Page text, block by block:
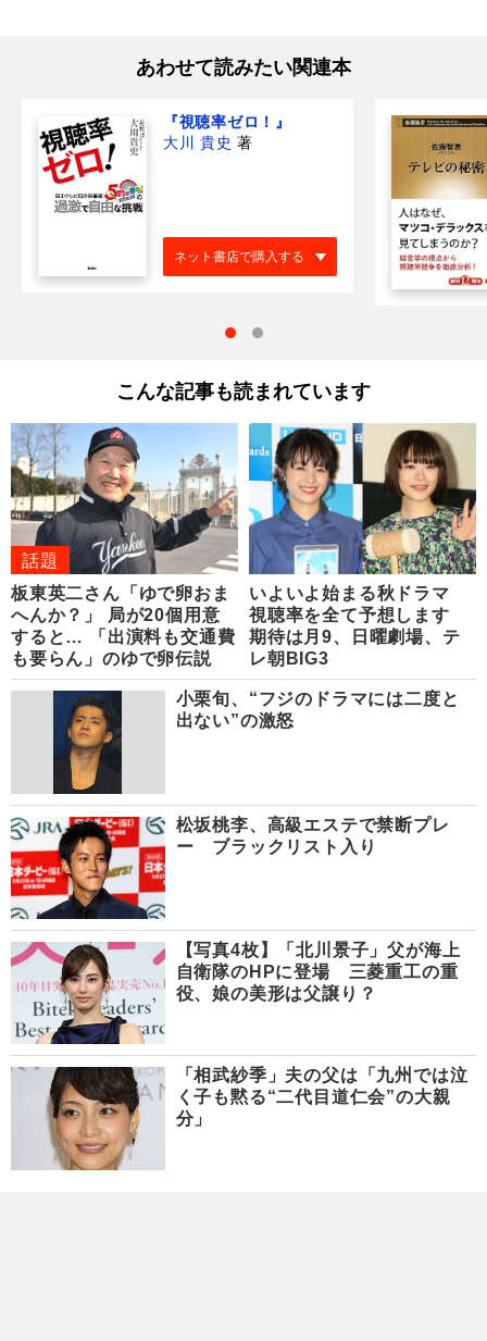
あわせて読みたい関連本
『視聴率ゼロ！』
大川 貴史 著
ネット書店で購入する
こんな記事も読まれています
話題
板東英二さん「ゆで卵おま
へんか？」 局が20個用意
すると… 「出演料も交通費
も要らん」のゆで卵伝説
いよいよ始まる秋ドラマ
視聴率を全て予想します
期待は月9、日曜劇場、テ
レ朝BIG3
小栗旬、“フジのドラマには二度と
出ない”の激怒
松坂桃李、高級エステで禁断プレ
ー ブラックリスト入り
【写真4枚】「北川景子」父が海上
自衛隊のHPに登場 三菱重工の重
役、娘の美形は父譲り？
「相武紗季」夫の父は「九州では泣
く子も黙る“二代目道仁会”の大親
分」